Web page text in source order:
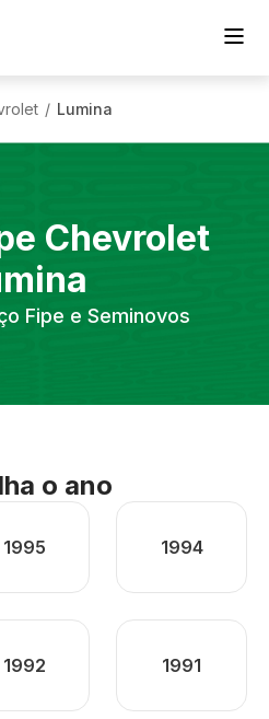
/ Lumina
Chevrolet
Fipe e Seminovos
o ano
1995 1994
1992 1991